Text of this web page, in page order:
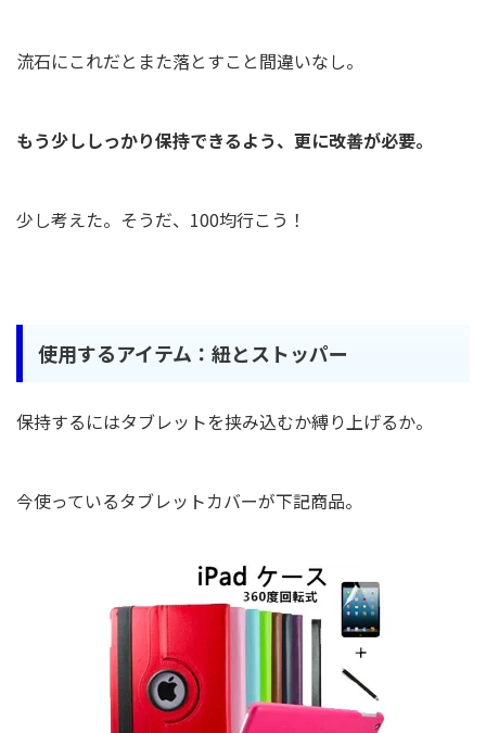
流石にこれだとまた落とすこと間違いなし。
もう少ししっかり保持できるよう、更に改善が必要。
少し考えた。そうだ、100均行こう！
使用するアイテム：紐とストッパー
保持するにはタブレットを挟み込むか縛り上げるか。
今使っているタブレットカバーが下記商品。